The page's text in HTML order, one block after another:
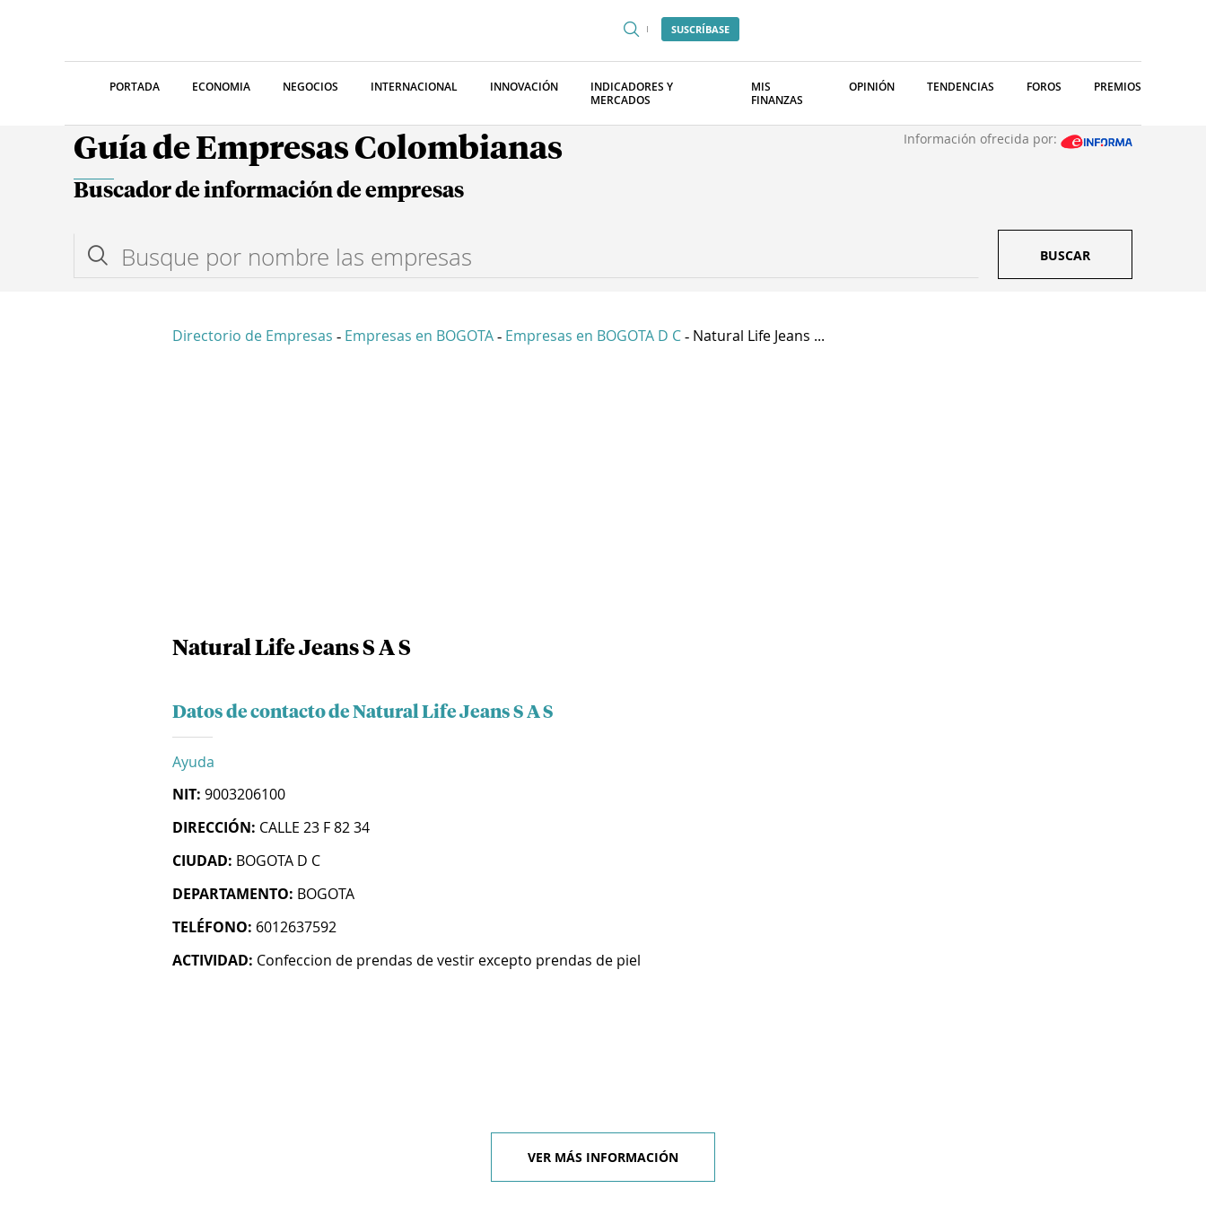
SUSCRÍBASE
PORTADA ECONOMIA NEGOCIOS INTERNACIONAL INNOVACIÓN
INDICADORES Y
MERCADOS
MIS
FINANZAS
OPINIÓN TENDENCIAS FOROS PREMIOS
Guía de Empresas Colombianas Información ofrecida por:
Buscador de información de empresas
BUSCAR
Directorio de Empresas - Empresas en BOGOTA - Empresas en BOGOTA D C - Natural Life Jeans ...
Natural Life Jeans S A S
Datos de contacto de Natural Life Jeans S A S
Ayuda
NIT: 9003206100
DIRECCIÓN: CALLE 23 F 82 34
CIUDAD: BOGOTA D C
DEPARTAMENTO: BOGOTA
TELÉFONO: 6012637592
ACTIVIDAD: Confeccion de prendas de vestir excepto prendas de piel
VER MÁS INFORMACIÓN